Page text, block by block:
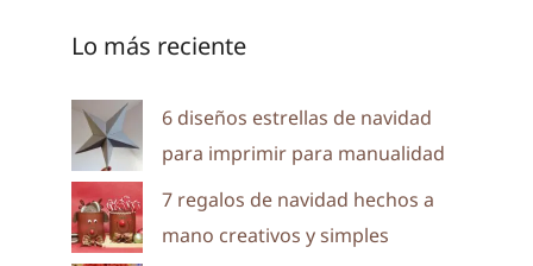
Lo más reciente
6 diseños estrellas de navidad
para imprimir para manualidad
7 regalos de navidad hechos a
mano creativos y simples